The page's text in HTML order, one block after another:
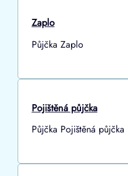
Zaplo
Půjčka Zaplo
Pojištěná půjčka
Půjčka Pojištěná půjčka